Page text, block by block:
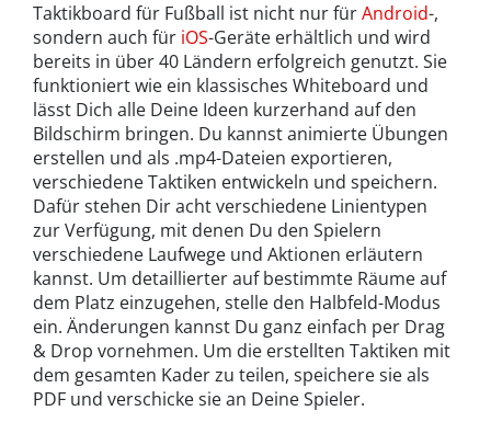
Taktikboard für Fußball ist nicht nur fürAndroid-,
sondern auch für iOS-Geräte erhältlich und wird
bereits in über 40 Ländern erfolgreich genutzt. Sie
funktioniert wie ein klassisches Whiteboard und
lässt Dich alle Deine Ideen kurzerhand auf den
Bildschirm bringen. Du kannst animierte Übungen
erstellen und als .mp4-Dateien exportieren,
verschiedene Taktiken entwickeln und speichern.
Dafür stehen Dir acht verschiedene Linientypen
zur Verfügung, mit denen Du den Spielern
verschiedene Laufwege und Aktionen erläutern
kannst. Um detaillierter auf bestimmte Räume auf
dem Platz einzugehen, stelle den Halbfeld-Modus
ein. Änderungen kannst Du ganz einfach per Drag
& Drop vornehmen. Um die erstellten Taktiken mit
dem gesamten Kader zu teilen, speichere sie als
PDF und verschicke sie an Deine Spieler.